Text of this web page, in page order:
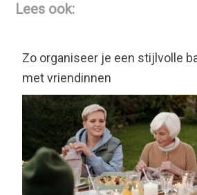
Lees ook:
Zo organiseer je een stijlvolle
met vriendinnen